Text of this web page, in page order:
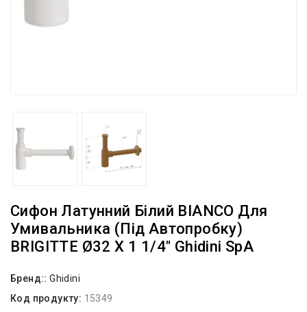
Сифон Латунний Білий BIANCO Для
Умивальника (під Автопробку)
BRIGITTE Ø32 Х 1 1/4″ Ghidini SpA
Бренд::Ghidini
Код продукту: 15349